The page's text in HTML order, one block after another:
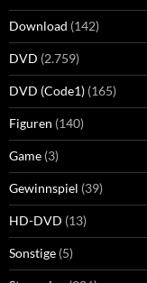
Download (142)
DVD (2.759)
DVD (Code1) (165)
Figuren (140)
Game (3)
Gewinnspiel (39)
HD-DVD (13)
Sonstige (5)